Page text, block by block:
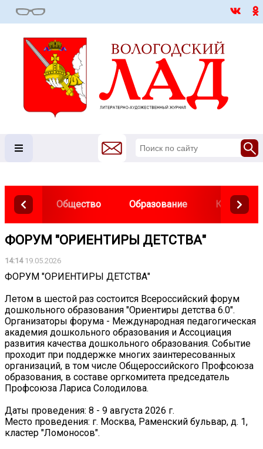
Общество Образование Культура
ФОРУМ "ОРИЕНТИРЫ ДЕТСТВА"
14:1419.05.2026
ФОРУМ "ОРИЕНТИРЫ ДЕТСТВА"
Летом в шестой раз состоится Всероссийский форум
дошкольного образования "Ориентиры детства 6.0".
Организаторы форума - Международная педагогическая
академия дошкольного образования и Ассоциация
развития качества дошкольного образования. Событие
проходит при поддержке многих заинтересованных
организаций, в том числе Общероссийского Профсоюза
образования, в составе оргкомитета председатель
Профсоюза Лариса Солодилова.
Даты проведения: 8 - 9 августа 2026 г.
Место проведения: г. Москва, Раменский бульвар, д. 1,
кластер "Ломоносов".